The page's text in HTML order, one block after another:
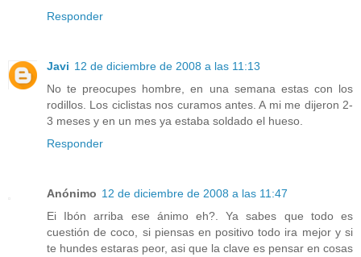
Responder
Javi 12 de diciembre de 2008 a las 11:13
No te preocupes hombre, en una semana estas con los
rodillos. Los ciclistas nos curamos antes. A mi me dijeron 2-
3 meses y en un mes ya estaba soldado el hueso.
Responder
Anónimo 12 de diciembre de 2008 a las 11:47
Ei Ibón arriba ese ánimo eh?. Ya sabes que todo es
cuestión de coco, si piensas en positivo todo ira mejor y si
te hundes estaras peor, asi que la clave es pensar en cosas